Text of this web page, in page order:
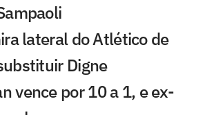
lateral do Atlético de
Digne
vence por 10 a 1, e ex-